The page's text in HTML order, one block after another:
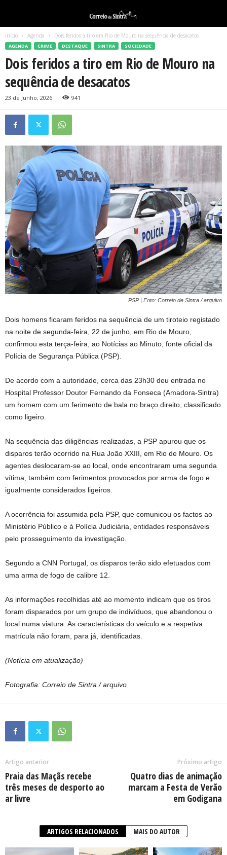
Início Agenda Dois feridos a tiro em Rio de Mouro na sequência de desacatos
AGENDA CRIME DESTAQUE SINTRA SOCIEDADE
Dois feridos a tiro em Rio de Mouro na
sequência de desacatos
23 de Junho, 2026 941
PSP | Foto: Correio de Sintra / arquivo
Dois homens ficaram feridos na sequência de um tiroteio registado
na noite de segunda-feira, 22 de junho, em Rio de Mouro,
confirmou esta terça-feira, ao Notícias ao Minuto, fonte oficial da
Polícia de Segurança Pública (PSP).
De acordo com a autoridade, cerca das 23h30 deu entrada no
Hospital Professor Doutor Fernando da Fonseca (Amadora-Sintra)
um homem com um ferimento de bala no braço direito, classificado
como ligeiro.
Na sequência das diligências realizadas, a PSP apurou que os
disparos terão ocorrido na Rua João XXIII, em Rio de Mouro. Os
agentes deslocaram-se ao local, onde encontraram uma segunda
vítima, também com ferimentos provocados por arma de fogo e
igualmente considerados ligeiros.
A ocorrência foi assumida pela PSP, que comunicou os factos ao
Ministério Público e à Polícia Judiciária, entidades responsáveis
pelo prosseguimento da investigação.
Segundo a CNN Portugal, os disparos terão sido efetuados com
uma arma de fogo de calibre 12.
As informações recolhidas até ao momento indicam que os tiros
foram disparados por um grupo de indivíduos, que abandonou o
local numa viatura. As características do veículo e a respetiva
matrícula não foram, para já, identificadas.
(Notícia em atualização)
Fotografia: Correio de Sintra / arquivo
Artigo anterior
Praia das Maçãs recebe
três meses de desporto ao
ar livre
Próximo artigo
Quatro dias de animação
marcam a Festa de Verão
em Godigana
ARTIGOS RELACIONADOS MAIS DO AUTOR